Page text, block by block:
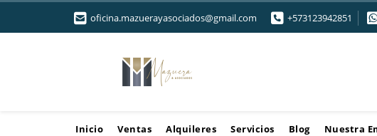
oficina.mazuerayasociados@gmail.com +573123942851
Inicio Ventas Alquileres Servicios Blog Nuestra